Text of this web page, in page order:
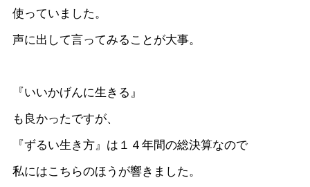
使っていました。
声に出して言ってみることが大事。
『いいかげんに生きる』
も良かったですが、
『ずるい生き方』は１４年間の総決算なので
私にはこちらのほうが響きました。